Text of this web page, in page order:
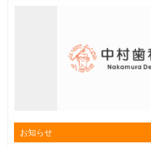
お知らせ